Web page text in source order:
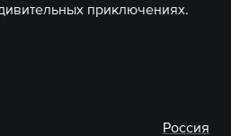
приключениях.
Россия